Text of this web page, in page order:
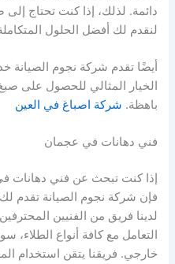
دائمة. لذلك، إذا كنت تحتاج
لنقدم لك أفضل الحلول
أيضًا تقدم شركة نجوم الصيانة
الخيار المثالي للحصول على
باهظة. شركة اصباغ في العين
فني دهانات في عجمان
إذا كنت تبحث عن فني دهانات
فإن شركة نجوم الصيانة تقدم
لدينا فريق من الفنيين
التعامل مع كافة أنواع الطلاء،
خارجي. فريقنا يتقن استخدام